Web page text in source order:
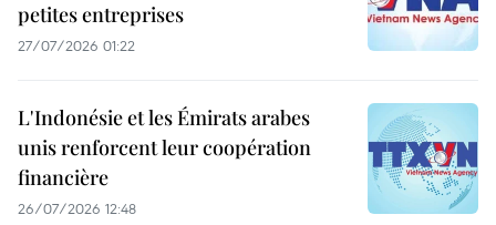
petites entreprises
27/07/2026 01:22
L'Indonésie et les Émirats arabes
unis renforcent leur coopération
financière
26/07/2026 12:48